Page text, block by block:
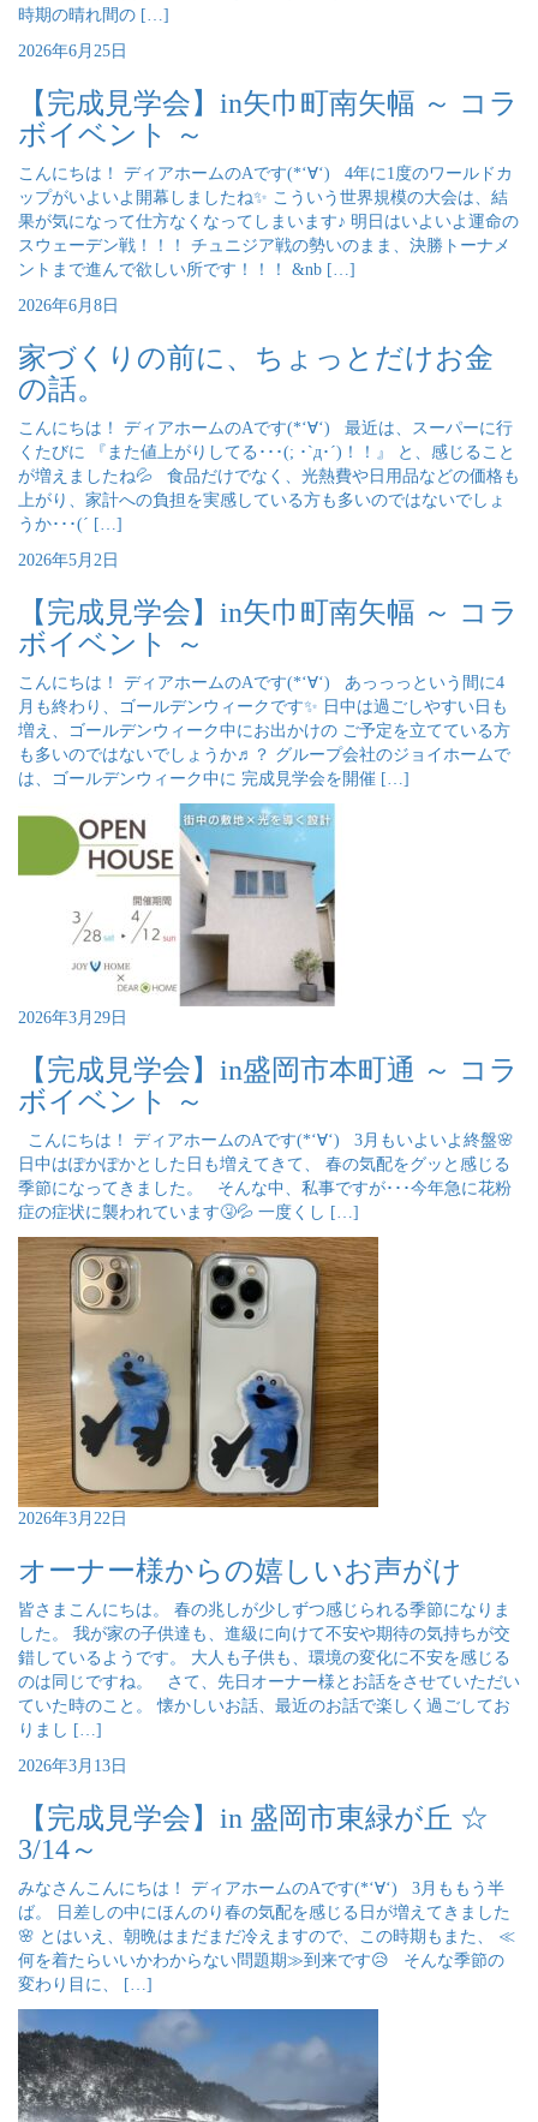
時期の晴れ間の […]
2026年6月25日
【完成見学会】in矢巾町南矢幅 ～ コラ
ボイベント ～
こんにちは！ ディアホームのAです(*‘∀‘) 4年に1度のワールドカ
ップがいよいよ開幕しましたね✨ こういう世界規模の大会は、結
果が気になって仕方なくなってしまいます♪ 明日はいよいよ運命の
スウェーデン戦！！！ チュニジア戦の勢いのまま、決勝トーナメ
ントまで進んで欲しい所です！！！ &nb […]
2026年6月8日
家づくりの前に、ちょっとだけお金
の話。
こんにちは！ ディアホームのAです(*‘∀‘) 最近は、スーパーに行
くたびに 『また値上がりしてる･･･(; ･`д･´)！！』 と、感じること
が増えましたね💦 食品だけでなく、光熱費や日用品などの価格も
上がり、家計への負担を実感している方も多いのではないでしょ
うか･･･(´ […]
2026年5月2日
【完成見学会】in矢巾町南矢幅 ～ コラ
ボイベント ～
こんにちは！ ディアホームのAです(*‘∀‘) あっっっという間に4
月も終わり、ゴールデンウィークです✨ 日中は過ごしやすい日も
増え、ゴールデンウィーク中にお出かけの ご予定を立てている方
も多いのではないでしょうか♬？ グループ会社のジョイホームで
は、ゴールデンウィーク中に 完成見学会を開催 […]
2026年3月29日
【完成見学会】in盛岡市本町通 ～ コラ
ボイベント ～
こんにちは！ ディアホームのAです(*‘∀‘) 3月もいよいよ終盤🌸
日中はぽかぽかとした日も増えてきて、 春の気配をグッと感じる
季節になってきました。 そんな中、私事ですが･･･今年急に花粉
症の症状に襲われています🤧💦 一度くし […]
2026年3月22日
オーナー様からの嬉しいお声がけ
皆さまこんにちは。 春の兆しが少しずつ感じられる季節になりま
した。 我が家の子供達も、進級に向けて不安や期待の気持ちが交
錯しているようです。 大人も子供も、環境の変化に不安を感じる
のは同じですね。 さて、先日オーナー様とお話をさせていただい
ていた時のこと。 懐かしいお話、最近のお話で楽しく過ごしてお
りまし […]
2026年3月13日
【完成見学会】in 盛岡市東緑が丘 ☆
3/14～
みなさんこんにちは！ ディアホームのAです(*‘∀‘) 3月ももう半
ば。 日差しの中にほんのり春の気配を感じる日が増えてきました
🌸 とはいえ、朝晩はまだまだ冷えますので、この時期もまた、 ≪
何を着たらいいかわからない問題期≫到来です😥 そんな季節の
変わり目に、 […]